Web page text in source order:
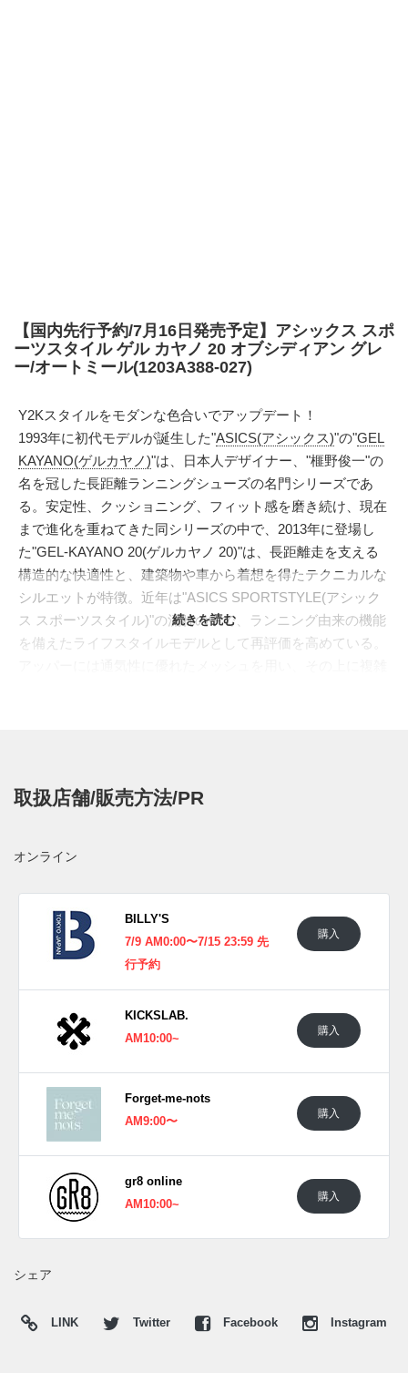
【国内先行予約/7月16日発売予定】アシックス スポ
ーツスタイル ゲル カヤノ 20 オブシディアン グレ
ー/オートミール(1203A388-027)
Y2Kスタイルをモダンな色合いでアップデート！
1993年に初代モデルが誕生した"ASICS(アシックス)"の"GEL
KAYANO(ゲルカヤノ)"は、日本人デザイナー、"榧野俊一"の
名を冠した長距離ランニングシューズの名門シリーズであ
る。安定性、クッショニング、フィット感を磨き続け、現在
まで進化を重ねてきた同シリーズの中で、2013年に登場し
た"GEL-KAYANO 20(ゲルカヤノ 20)"は、長距離走を支える
構造的な快適性と、建築物や車から着想を得たテクニカルな
シルエットが特徴。近年は"ASICS SPORTSTYLE(アシック
ス スポーツスタイル)"の流れの中で、ランニング由来の機能
を備えたライフスタイルモデルとして再評価を高めている。
TRUSSTIC(ガイダンス トラスティック)"サポートシステム
今作は、ブラックに近いオブシディアングレーを主体に、オ
ートミールのラインを差し込んだシックなカラーリング。細
かなメッシュ、レザー調のオーバーレイ、交差するTPUパー
ツまで暗めのトーンでまとめることで、"GEL-KAYANO
がらせている。サイドのアシックスストライプやアウトソー
ルに添えたオートミールが、重厚な足元に柔らかな抜け感を
プラス。スポーティーな機能性と都会的な落ち着きが同居す
る、デイリーに取り入れやすい一足へと仕上げられている。
海外では2026年6月よりASICSなどで発売開始。価格は
$170。
日本国内では2026年7月16日よりアシックス取扱店にて発売
予定。価格は24,200円 (税込)。また新たな情報が入り次第、
スニーカーウォーズのXやFacebookなどで報告したい。
続きを読む
取扱店舗/販売方法/PR
オンライン
BILLY'S
7/9 AM0:00〜7/15 23:59 先
行予約
購入
KICKSLAB.
AM10:00~
購入
Forget-me-nots
AM9:00〜
購入
gr8 online
AM10:00~
購入
シェア
LINK Twitter Facebook Instagram